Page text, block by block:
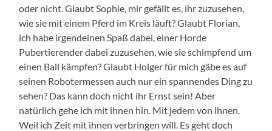
oder nicht. Glaubt Sophie, mir gefällt es, ihr zuzusehen,
wie sie mit einem Pferd im Kreis läuft? Glaubt Florian,
ich habe irgendeinen Spaß dabei, einer Horde
Pubertierender dabei zuzusehen, wie sie schimpfend um
einen Ball kämpfen? Glaubt Holger für mich gäbe es auf
seinen Robotermessen auch nur ein spannendes Ding zu
sehen? Das kann doch nicht ihr Ernst sein! Aber
natürlich gehe ich mit ihnen hin. Mit jedem von ihnen.
Weil ich Zeit mit ihnen verbringen will. Es geht doch